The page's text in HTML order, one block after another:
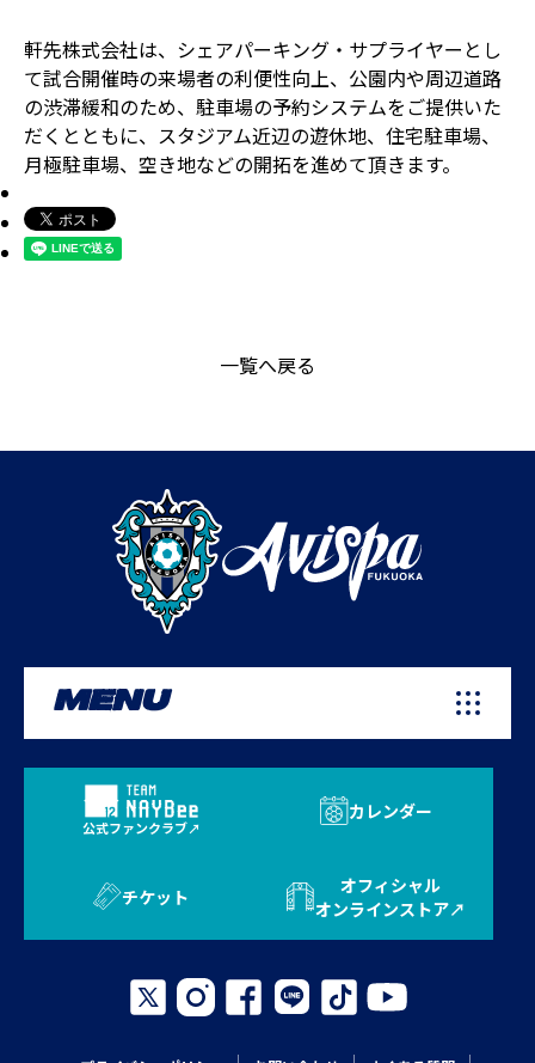
軒先株式会社は、シェアパーキング・サプライヤーとし
て試合開催時の来場者の利便性向上、公園内や周辺道路
の渋滞緩和のため、駐車場の予約システムをご提供いた
だくとともに、スタジアム近辺の遊休地、住宅駐車場、
月極駐車場、空き地などの開拓を進めて頂きます。
一覧へ戻る
MENU
公式ファンクラブ
カレンダー
チケット
オフィシャル
オンラインストア